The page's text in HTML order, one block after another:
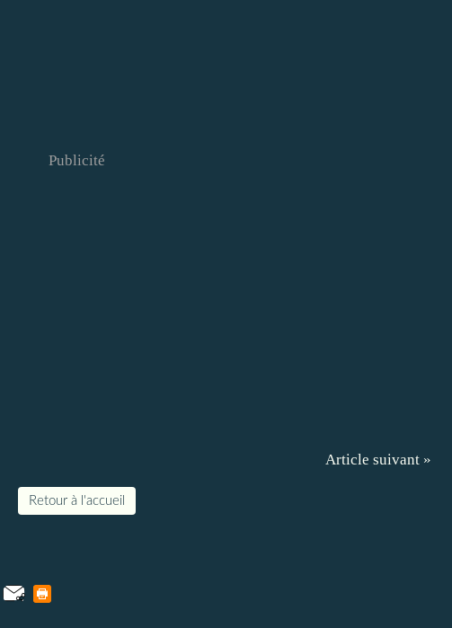
Publicité
Article suivant »
Retour à l'accueil